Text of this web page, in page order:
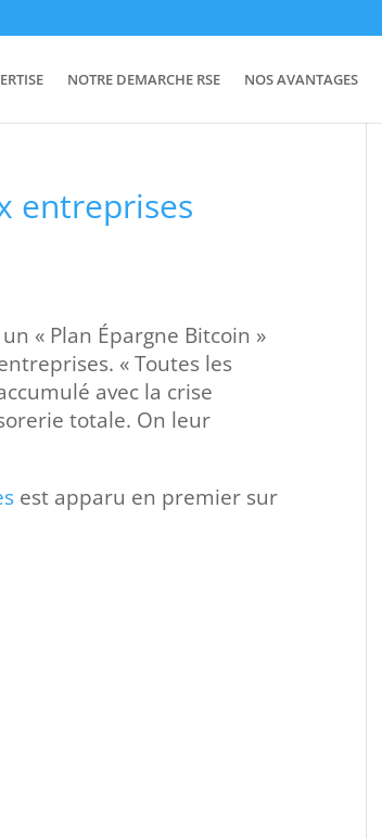
NOTRE DEMARCHE RSE NOS AVANTAGES
entreprises
« Plan Épargne Bitcoin »
« Toutes les
avec la crise
totale. On leur
est apparu en premier sur